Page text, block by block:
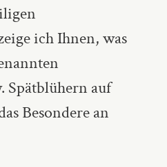
ich Ihnen, was
Spätblühern auf
Besondere an